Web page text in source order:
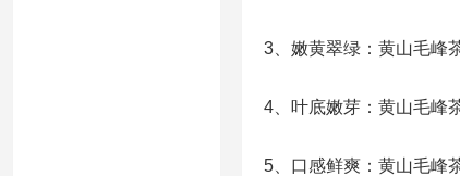
3、嫩黄翠绿：黄山毛峰
4、叶底嫩芽：黄山毛峰
5、口感鲜爽：黄山毛峰